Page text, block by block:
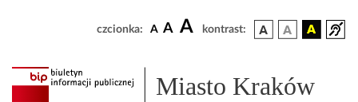
czcionka: A A A kontrast:
Miasto Kraków